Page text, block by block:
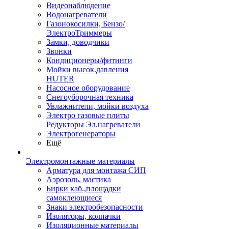
Видеонаблюдение
Водонагреватели
Газонокосилки, Бензо/
ЭлектроТриммеры
Замки, доводчики
Звонки
Кондиционеры/фитинги
Мойки высок.давления
HUTER
Насосное оборудование
Снегоуборочная техника
Увлажнители, мойки воздуха
Электро газовые плиты
Редукторы Эл.нагреватели
Электрогенераторы
Ещё
Электромонтажные материалы
Арматура для монтажа СИП
Аэрозоль, мастика
Бирки каб.,площадки
самоклеющиеся
Знаки электробезопасности
Изоляторы, колпачки
Изоляционные материалы